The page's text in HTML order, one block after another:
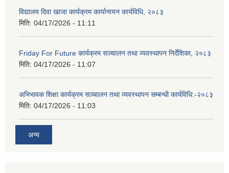
विद्यालय दिवा खाजा कार्यक्रम कार्यान्वयन कार्यविधि, २०८३
मिति: 04/17/2026 - 11:11
Friday For Future कार्यक्रम सञ्चालन तथा व्यवस्थापन निर्देशिका, २०८३
मिति: 04/17/2026 - 11:07
अभिभावक शिक्षा कार्यक्रम सञ्चालन तथा व्यवस्थापन सम्बन्धी कार्यविधि:-२०८३
मिति: 04/17/2026 - 11:03
अन्य